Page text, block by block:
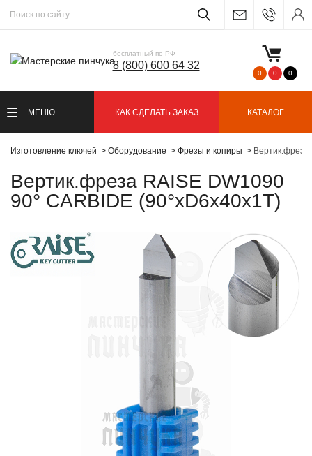
бесплатный по РФ
8 (800) 600 64 32
0 0 0
МЕНЮ КАК СДЕЛАТЬ ЗАКАЗ КАТАЛОГ
Изготовление ключей Оборудование Фрезы и копиры Вертик.фреза
Вертик.фреза RAISE DW1090
90° CARBIDE (90°xD6x40x1T)